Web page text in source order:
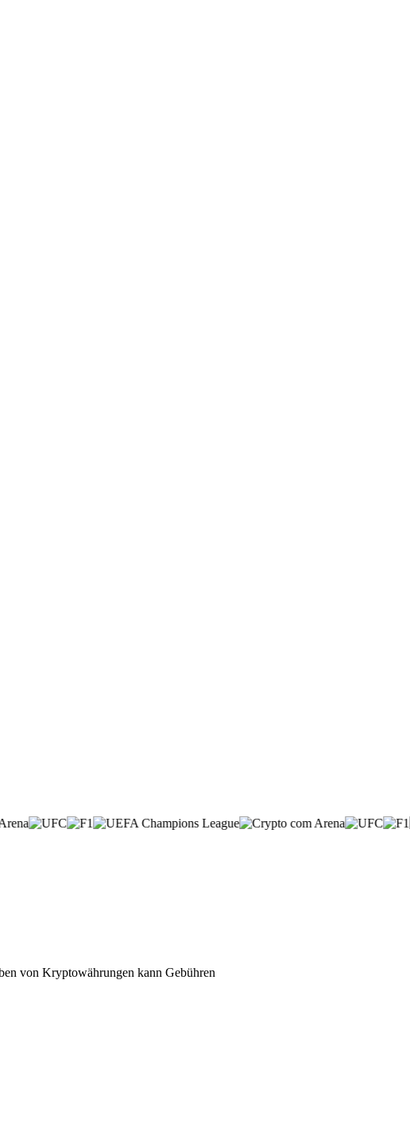
von Kryptowährungen kann Gebühren